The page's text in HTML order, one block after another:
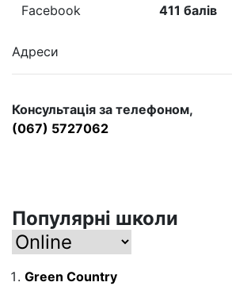
Facebook 411 балів
Адреси
Консультація за телефоном,
(067) 5727062
Популярні школи
Green Country